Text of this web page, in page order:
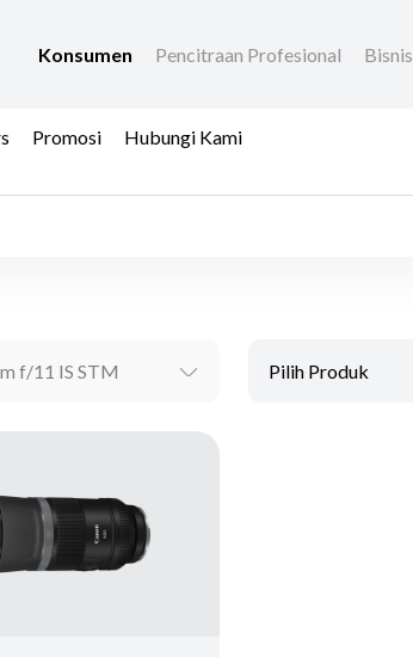
Konsumen Pencitraan Profesional Bisnis
Promosi Hubungi Kami
f/11 IS STM Pilih Produk